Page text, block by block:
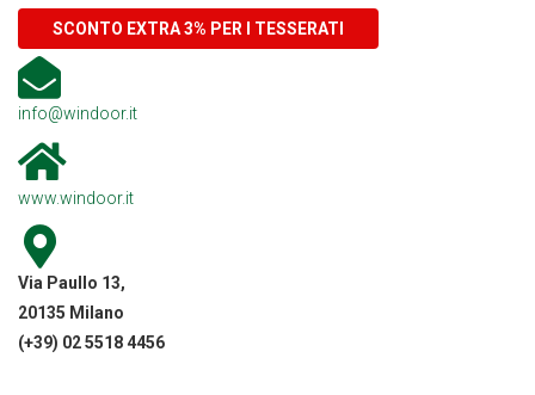
SCONTO EXTRA 3% PER I TESSERATI
info@windoor.it
www.windoor.it
Via Paullo 13,
20135 Milano
(+39) 02 5518 4456